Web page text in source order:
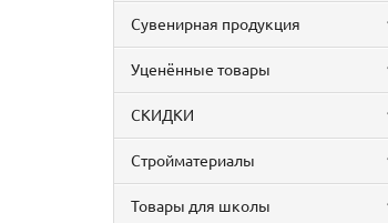
Сувенирная продукция
Уценённые товары
СКИДКИ
Стройматериалы
Товары для школы